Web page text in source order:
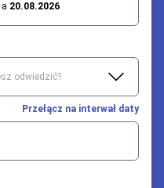
a 20.08.2026
Przełącz na interwał daty